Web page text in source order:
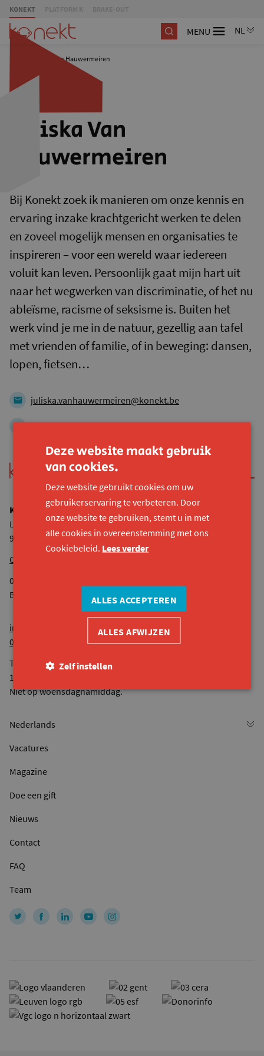
KONEKT
MENU
Juliska Van Hauwermeiren
Juliska Van
Hauwermeiren
Bij Konekt zoek ik manieren om onze kennis en
ervaring inzake krachtgericht werken te delen
en zoveel mogelijk mensen en organisaties te
inspireren – voor een wereld waar iedereen
voluit kan leven. Persoonlijk gaat mijn hart uit
naar het wegwerken van discriminatie, of het nu
ableïsme, racisme of seksisme is. Buiten het
werk vind je me in de natuur, gezellig aan tafel
met vrienden of familie, of in beweging: dansen,
lopen, fietsen…
juliska.vanhauwermeiren@konekt.be
0472 64 71 15
Konekt vzw
Lijnmolenstraat 153
9040 Sint-Amandsberg
Onze andere locaties
0524.936.680 RPR Gent
BE44 7380 4118 8545
info@konekt.be
09 261 57 50
Telefonisch bereikbaar van maandag tot vrijdag van 9u tot
12u30 en van 13u tot 16u.
Niet op woensdagnamiddag.
Vacatures
Magazine
Doe een gift
Nieuws
Contact
FAQ
Team
Deze website maakt gebruik
van cookies.
Deze website gebruikt cookies om uw
gebruikerservaring te verbeteren. Door
onze website te gebruiken, stemt u in met
alle cookies in overeenstemming met ons
Cookiebeleid. Lees verder
ALLES ACCEPTEREN
ALLES AFWIJZEN
Zelf instellen